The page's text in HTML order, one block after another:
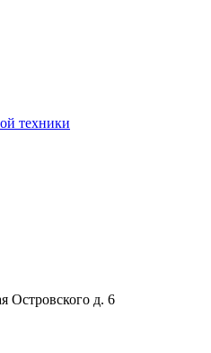
техники
Островского д. 6